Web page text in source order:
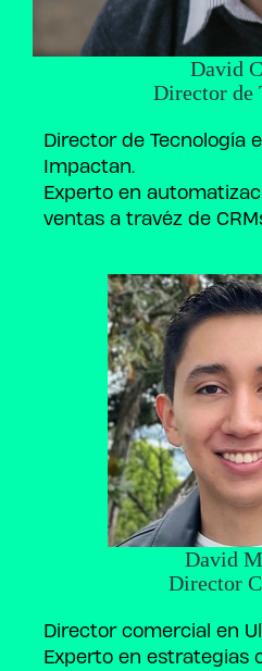
David
Director de
Director de Tecnología
Impactan.
Experto en
ventas a travéz de
David
Director
⁠Director comercial en
⁠⁠Experto en estrategias